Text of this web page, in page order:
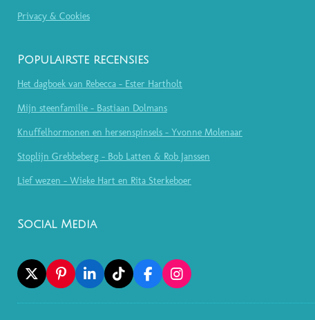
Privacy & Cookies
Populairste recensies
Het dagboek van Rebecca - Ester Hartholt
Mijn steenfamilie - Bastiaan Dolmans
Knuffelhormonen en hersenspinsels - Yvonne Molenaar
Stoplijn Grebbeberg - Bob Latten & Rob Janssen
Lief wezen - Wieke Hart en Rita Sterkeboer
Social Media
X
P
I
N
L
I
N
T
I
K
F
A
C
I
N
S